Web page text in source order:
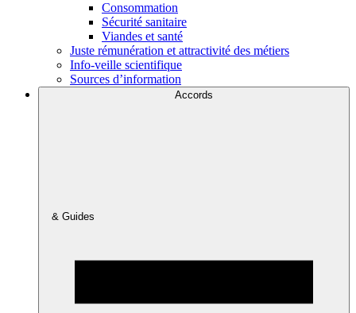
Consommation
Sécurité sanitaire
Viandes et santé
Juste rémunération et attractivité des métiers
Info-veille scientifique
Sources d’information
Accords
& Guides